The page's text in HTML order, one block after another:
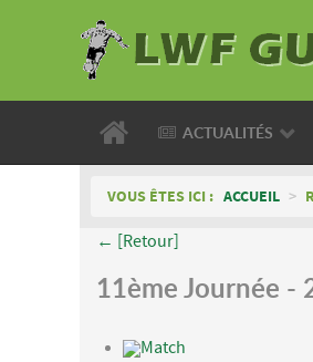
ACTUALITÉS
VOUS ÊTES ICI : ACCUEIL >
← [Retour]
11ème Journée -
Match